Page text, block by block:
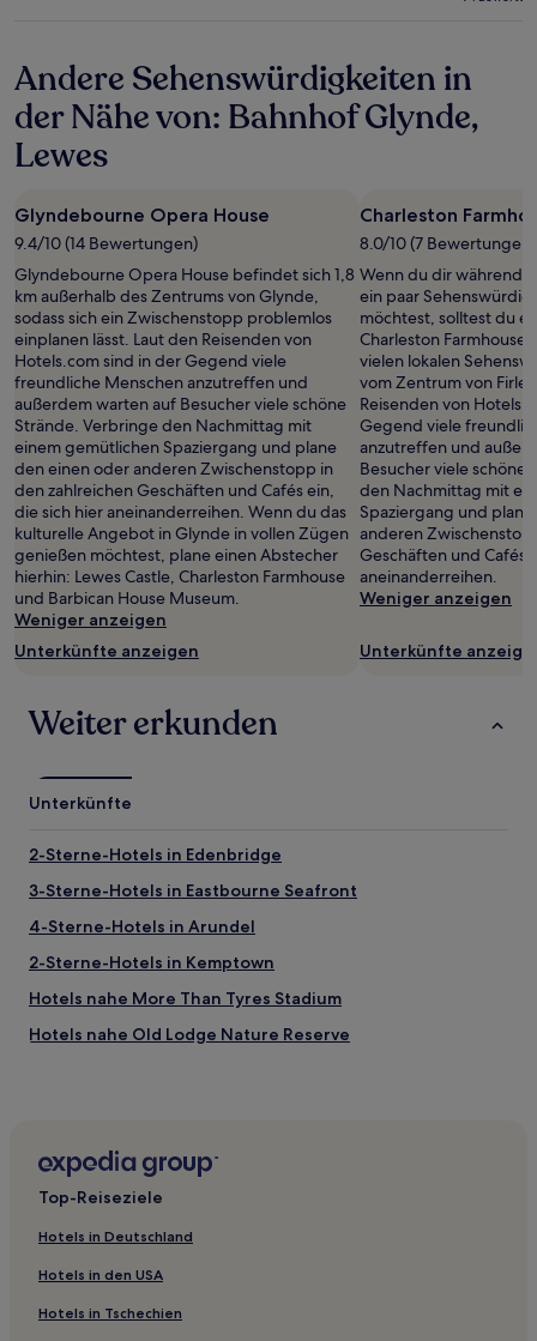
Andere Sehenswürdigkeiten in
der Nähe von: Bahnhof Glynde,
Lewes
Glyndebourne Opera House
9.4/10 (14 Bewertungen)
Glyndebourne Opera House befindet sich 1,8
km außerhalb des Zentrums von Glynde,
sodass sich ein Zwischenstopp problemlos
einplanen lässt. Laut den Reisenden von
Hotels.com sind in der Gegend viele
freundliche Menschen anzutreffen und
außerdem warten auf Besucher viele schöne
Strände. Verbringe den Nachmittag mit
einem gemütlichen Spaziergang und plane
den einen oder anderen Zwischenstopp in
den zahlreichen Geschäften und Cafés ein,
die sich hier aneinanderreihen. Wenn du das
kulturelle Angebot in Glynde in vollen Zügen
genießen möchtest, plane einen Abstecher
hierhin: Lewes Castle, Charleston Farmhouse
und Barbican House Museum.
Weniger anzeigen
Unterkünfte anzeigen
Charleston
8.0/10 (7 Bewertungen)
Wenn du dir während
ein paar
möchtest, solltest du
Charleston Farmhouse
vielen lokalen
vom Zentrum von Firle
Reisenden von
Gegend viele
anzutreffen und
Besucher viele schöne
den Nachmittag mit
Spaziergang und
anderen
Geschäften und Cafés
aneinanderreihen.
Weniger anzeigen
Unterkünfte
Weiter erkunden
Unterkünfte
2-Sterne-Hotels in Edenbridge
3-Sterne-Hotels in Eastbourne Seafront
4-Sterne-Hotels in Arundel
2-Sterne-Hotels in Kemptown
Hotels nahe More Than Tyres Stadium
Hotels nahe Old Lodge Nature Reserve
Worth Hotels
Golden Cross Hotels
Hotels nahe Bahnhof Eastbourne
Hotels nahe Brighton Dome
East Sussex: Hotels
Top-Reiseziele
Hotels in Deutschland
Hotels in den USA
Hotels in Tschechien